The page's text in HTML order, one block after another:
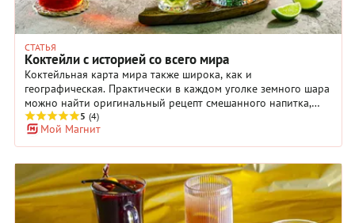
СТАТЬЯ
Коктейли с историей со всего мира
Коктейльная карта мира также широка, как и
географическая. Практически в каждом уголке земного шара
можно найти оригинальный рецепт смешанного напитка,
окутанный легендой или просто составленный из локальных
ингредиентов. В этой подборке мы предлагаем вам
известные коктейли с историей — яркий апероль шприц,
фэшн, модный во все времена космополитен и солнечный
дайкири. Совершите небольшое путешествие по странам и
континентам, попробовав коктейли из Италии, Бразилии,
Северной Америки, Кубы. Маленький общий совет: для
5 (4)
Мой Магнит